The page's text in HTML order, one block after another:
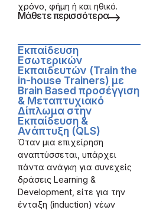
χρόνο, φήμη ή και ηθικό.
Μάθετε περισσότερα
Εκπαίδευση
Εσωτερικών
Εκπαιδευτών (Train the
in-house Trainers) με
Brain Based προσέγγιση
& Μεταπτυχιακό
Δίπλωμα στην
Εκπαίδευση &
Ανάπτυξη (QLS)
Όταν μια επιχείρηση
αναπτύσσεται, υπάρχει
πάντα ανάγκη για συνεχείς
δράσεις Learning &
Development, είτε για την
ένταξη (induction) νέων